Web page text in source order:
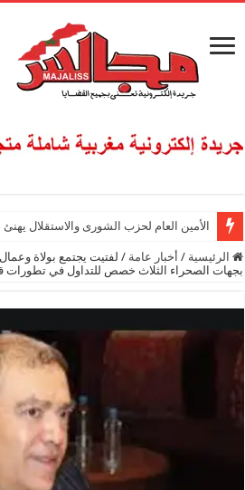
الأمين العام لحزب الشورى والاستقلال
الرئيسية / أخبار عامة / لفتيت يجتمع بولاة
بجهات الصحراء الثلاث خصص للتداول في تطورات